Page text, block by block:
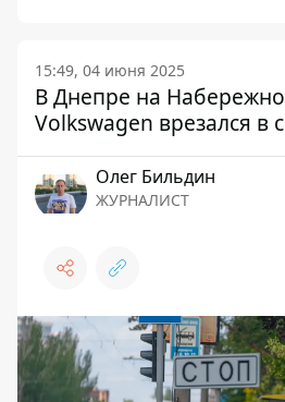
15:49, 04 июня 2025
В Днепре на
Volkswagen врезался в
Олег Бильдин
ЖУРНАЛИСТ